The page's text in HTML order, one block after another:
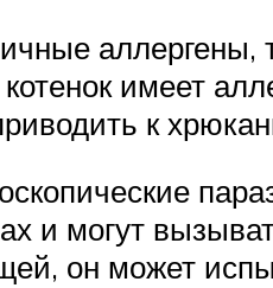
имеет
к
и могут
он может